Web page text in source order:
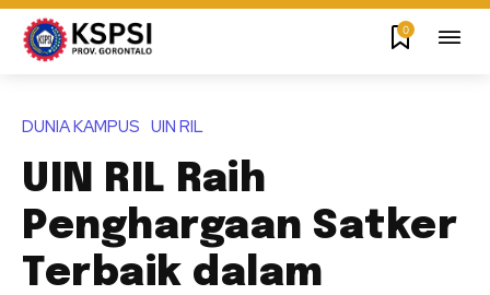
0
DUNIA KAMPUS UIN RIL
UIN RIL Raih
Penghargaan Satker
Terbaik dalam